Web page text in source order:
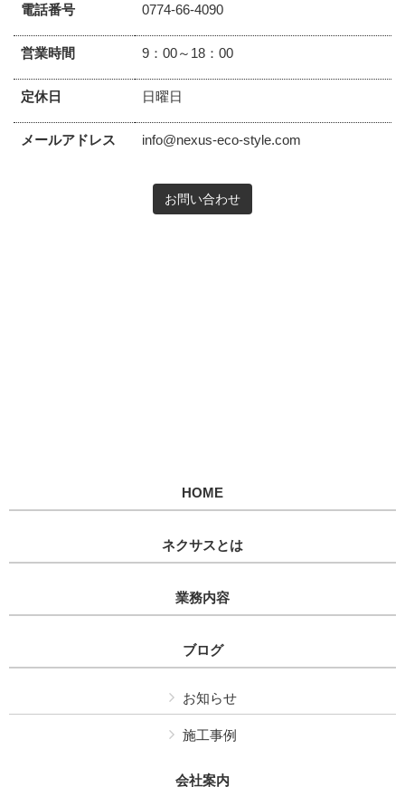
電話番号 0774-66-4090
営業時間 9：00～18：00
定休日 日曜日
メールアドレス info@nexus-eco-style.com
お問い合わせ
HOME
ネクサスとは
業務内容
ブログ
お知らせ
施工事例
会社案内